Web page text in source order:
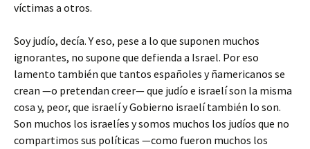
víctimas a otros.
Soy judío, decía. Y eso, pese a lo que suponen muchos
ignorantes, no supone que defienda a Israel. Por eso
lamento también que tantos españoles y ñamericanos se
crean —o pretendan creer— que judío e israelí son la misma
cosa y, peor, que israelí y Gobierno israelí también lo son.
Son muchos los israelíes y somos muchos los judíos que no
compartimos sus políticas —como fueron muchos los